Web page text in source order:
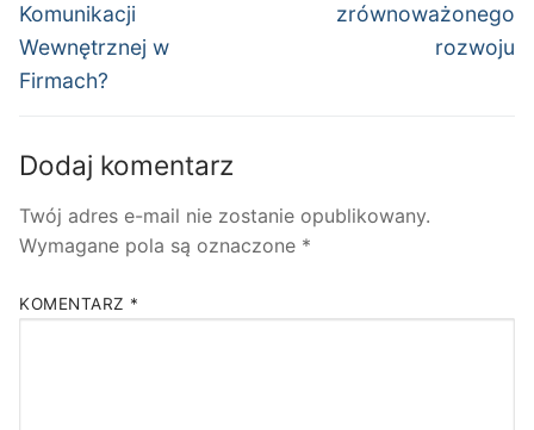
Komunikacji
Wewnętrznej w
Firmach?
zrównoważonego
rozwoju
Dodaj komentarz
Twój adres e-mail nie zostanie opublikowany.
Wymagane pola są oznaczone *
KOMENTARZ *